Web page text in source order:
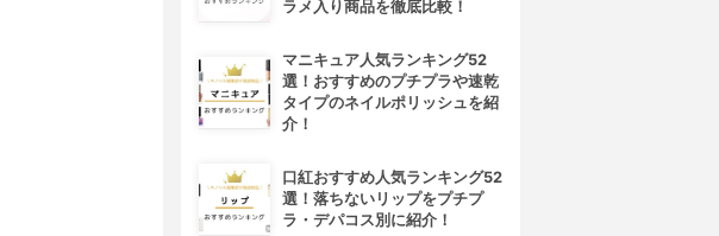
ラメ入り商品を徹底比較！
マニキュア人気ランキング52
選！おすすめのプチプラや速乾
タイプのネイルポリッシュを紹
介！
口紅おすすめ人気ランキング52
選！落ちないリップをプチプ
ラ・デパコス別に紹介！